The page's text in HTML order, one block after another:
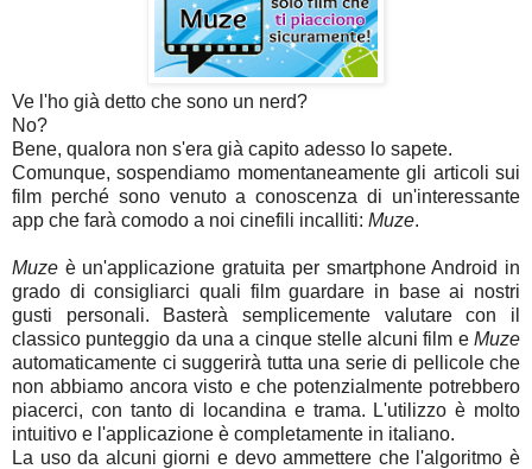
Ve l'ho già detto che sono un nerd?
No?
Bene, qualora non s'era già capito adesso lo sapete.
Comunque, sospendiamo momentaneamente gli articoli sui
film perché sono venuto a conoscenza di un'interessante
app che farà comodo a noi cinefili incalliti: Muze.
Muze è un'applicazione gratuita per smartphone Android in
grado di consigliarci quali film guardare in base ai nostri
gusti personali. Basterà semplicemente valutare con il
classico punteggio da una a cinque stelle alcuni film e Muze
automaticamente ci suggerirà tutta una serie di pellicole che
non abbiamo ancora visto e che potenzialmente potrebbero
piacerci, con tanto di locandina e trama. L'utilizzo è molto
intuitivo e l'applicazione è completamente in italiano.
La uso da alcuni giorni e devo ammettere che l'algoritmo è